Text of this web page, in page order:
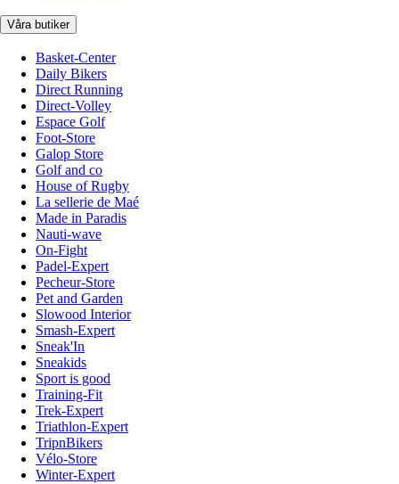
Våra butiker
Basket-Center
Daily Bikers
Direct Running
Direct-Volley
Espace Golf
Foot-Store
Galop Store
Golf and co
House of Rugby
La sellerie de Maé
Made in Paradis
Nauti-wave
On-Fight
Padel-Expert
Pecheur-Store
Pet and Garden
Slowood Interior
Smash-Expert
Sneak'In
Sneakids
Sport is good
Training-Fit
Trek-Expert
Triathlon-Expert
TripnBikers
Vélo-Store
Winter-Expert